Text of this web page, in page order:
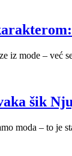
iz mode – već
šik
moda – to je